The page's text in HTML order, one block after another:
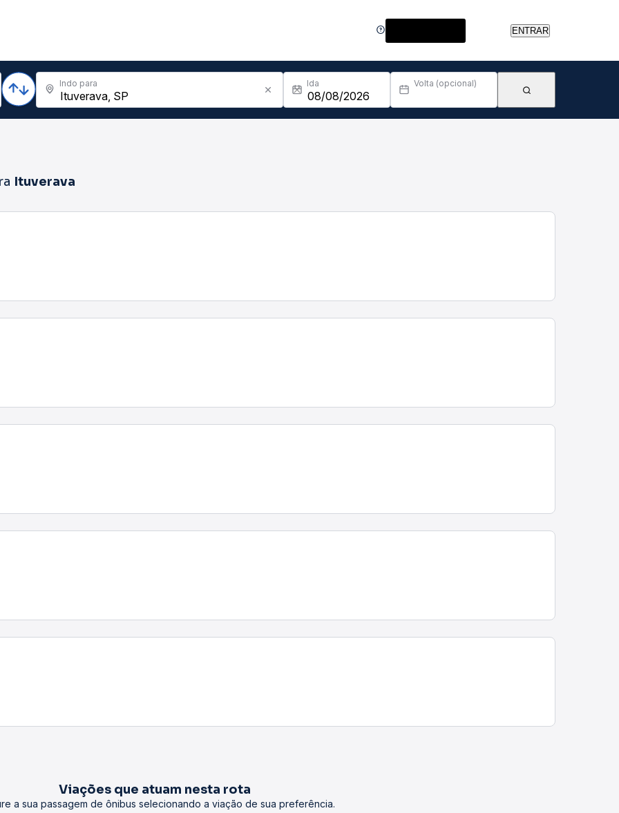
ENTRAR
Indo para Ida Volta (opcional)
Ituverava
Viações que atuam nesta rota
a sua passagem de ônibus selecionando a viação de sua preferência.